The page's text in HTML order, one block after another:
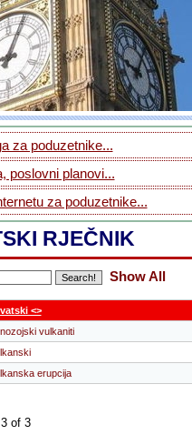
za poduzetnike...
poslovni planovi...
za poduzetnike...
RJEČNIK
Show All
<>
vulkaniti
erupcija
of 3